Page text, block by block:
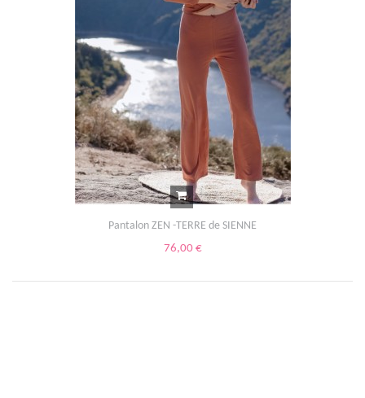
Pantalon ZEN -TERRE de SIENNE
76,00 €